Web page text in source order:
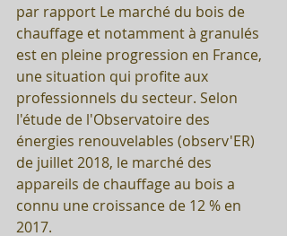
par rapport Le marché du bois de
chauffage et notamment à granulés
est en pleine progression en France,
une situation qui profite aux
professionnels du secteur. Selon
l'étude de l'Observatoire des
énergies renouvelables (observ'ER)
de juillet 2018, le marché des
appareils de chauffage au bois a
connu une croissance de 12 % en
2017.